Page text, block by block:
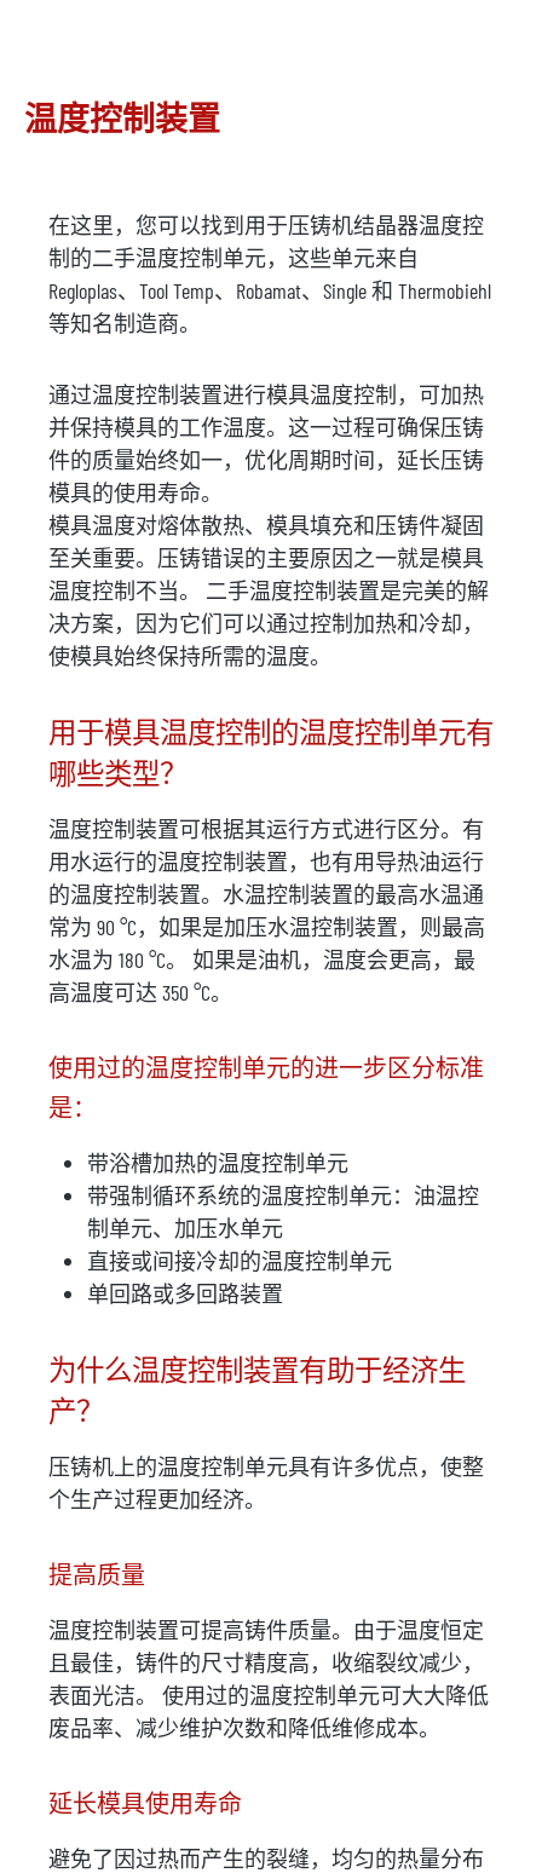
温度控制装置
在这里，您可以找到用于压铸机结晶器温度控
制的二手温度控制单元，这些单元来自
Regloplas、Tool Temp、Robamat、Single 和 Thermobiehl
等知名制造商。
通过温度控制装置进行模具温度控制，可加热
并保持模具的工作温度。这一过程可确保压铸
件的质量始终如一，优化周期时间，延长压铸
模具的使用寿命。
模具温度对熔体散热、模具填充和压铸件凝固
至关重要。压铸错误的主要原因之一就是模具
温度控制不当。 二手温度控制装置是完美的解
决方案，因为它们可以通过控制加热和冷却，
使模具始终保持所需的温度。
用于模具温度控制的温度控制单元有
哪些类型？
温度控制装置可根据其运行方式进行区分。有
用水运行的温度控制装置，也有用导热油运行
的温度控制装置。水温控制装置的最高水温通
常为 90 °C，如果是加压水温控制装置，则最高
水温为 180 °C。 如果是油机，温度会更高，最
高温度可达 350 °C。
使用过的温度控制单元的进一步区分标准
是：
带浴槽加热的温度控制单元
带强制循环系统的温度控制单元：油温控
制单元、加压水单元
直接或间接冷却的温度控制单元
单回路或多回路装置
为什么温度控制装置有助于经济生
产？
压铸机上的温度控制单元具有许多优点，使整
个生产过程更加经济。
提高质量
温度控制装置可提高铸件质量。由于温度恒定
且最佳，铸件的尺寸精度高，收缩裂纹减少，
表面光洁。 使用过的温度控制单元可大大降低
废品率、减少维护次数和降低维修成本。
延长模具使用寿命
避免了因过热而产生的裂缝，均匀的热量分布